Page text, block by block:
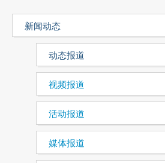
新闻动态
动态报道
视频报道
活动报道
媒体报道